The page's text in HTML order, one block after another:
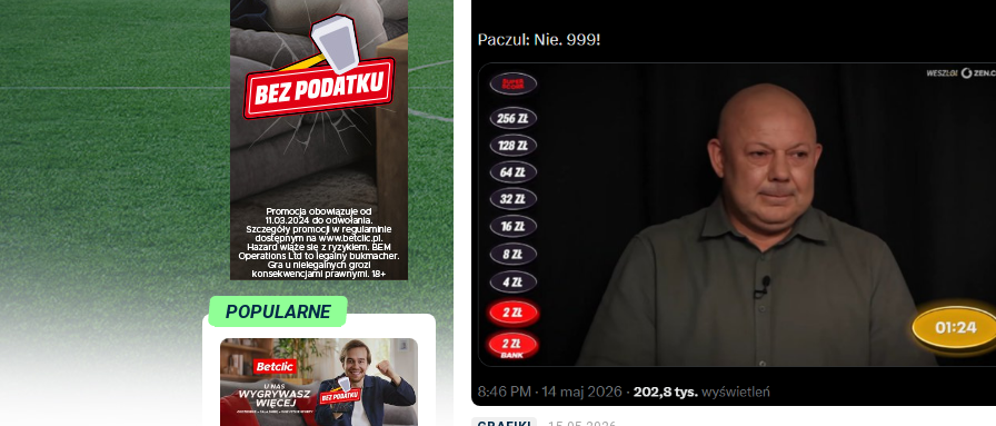
POPULARNE